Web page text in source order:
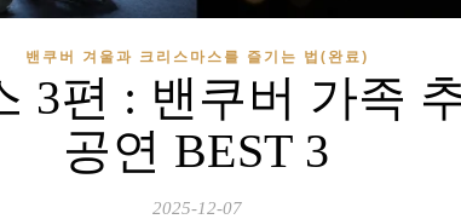
밴쿠버 겨울과 크리스마스를 즐기는 법(완료)
3편 : 밴쿠버 가족
공연 BEST 3
2025-12-07